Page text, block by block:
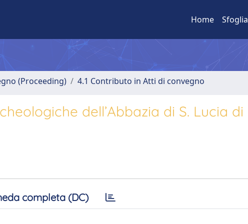
Home Sfoglia
(Proceeding) 4.1 Contributo in Atti di convegno
dell’Abbazia di S. Lucia di
completa (DC)